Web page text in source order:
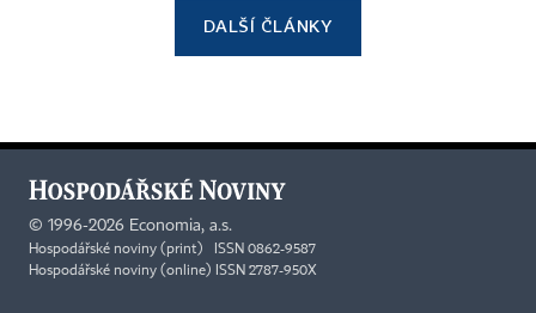
DALŠÍ ČLÁNKY
© 1996-2026 Economia, a.s.
Hospodářské noviny (print) ISSN 0862-9587
Hospodářské noviny (online) ISSN 2787-950X